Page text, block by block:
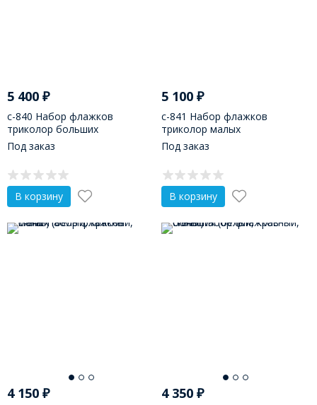
5 400 ₽
с-840 Набор флажков
триколор больших
Под заказ
В корзину
5 100₽
с-841 Набор флажков
триколор малых
Под заказ
В корзину
4 150 ₽ 4 350₽